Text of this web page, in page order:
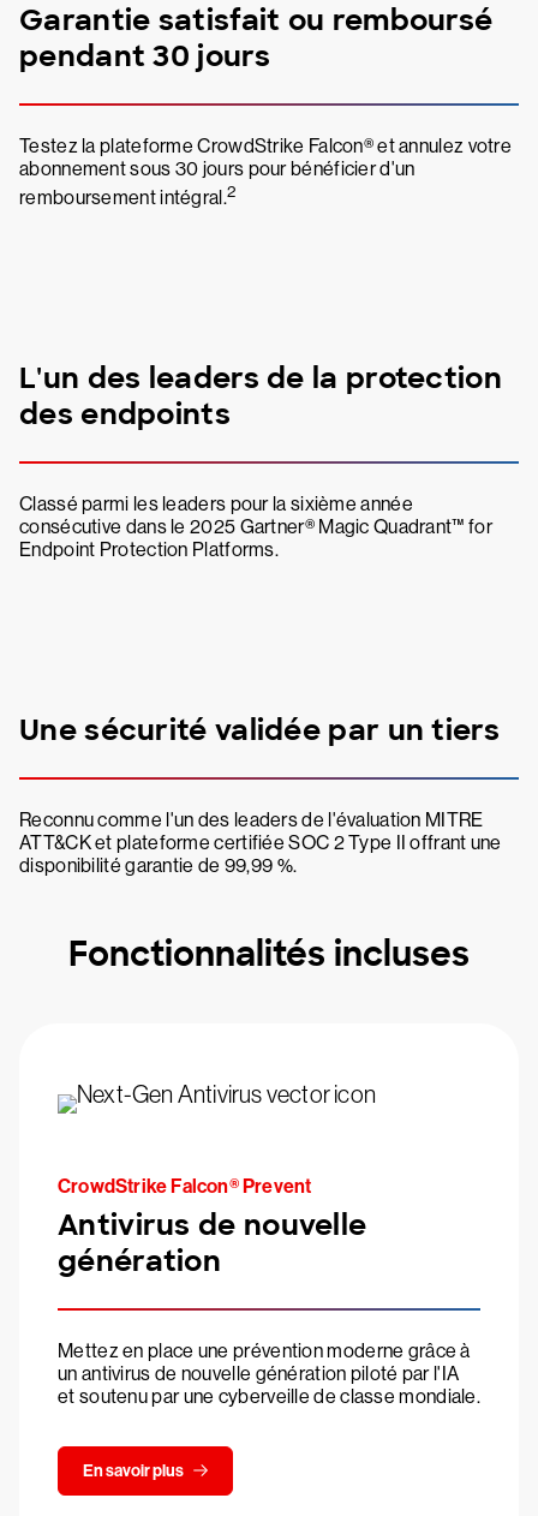
Garantie satisfait ou remboursé
pendant 30 jours
Testez la plateforme CrowdStrike Falcon® et annulez votre
abonnement sous 30 jours pour bénéficier d'un
remboursement intégral.2
L'un des leaders de la protection
des endpoints
Classé parmi les leaders pour la sixième année
consécutive dans le 2025 Gartner® Magic Quadrant™ for
Endpoint Protection Platforms.
Une sécurité validée par un tiers
Reconnu comme l'un des leaders de l'évaluation MITRE
ATT&CK et plateforme certifiée SOC 2 Type II offrant une
disponibilité garantie de 99,99 %.
Fonctionnalités incluses
CrowdStrike Falcon® Prevent
Antivirus de nouvelle
génération
Mettez en place une prévention moderne grâce à
un antivirus de nouvelle génération piloté par l'IA
et soutenu par une cyberveille de classe mondiale.
En savoir plus